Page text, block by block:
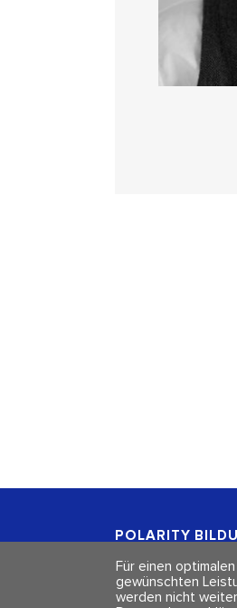
POLARITY
CH - 8004 Zürich
Für einen
gewünschten
werden nicht